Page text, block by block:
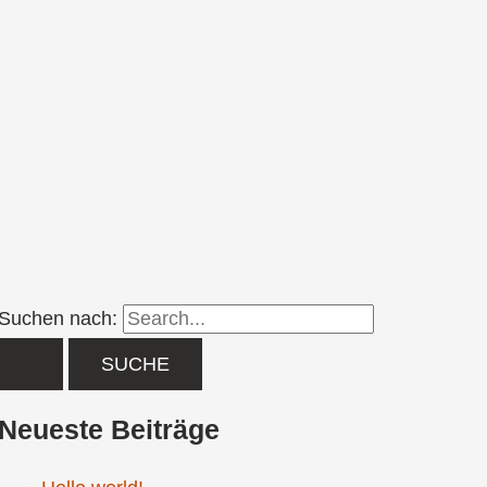
Suchen nach:
Neueste Beiträge